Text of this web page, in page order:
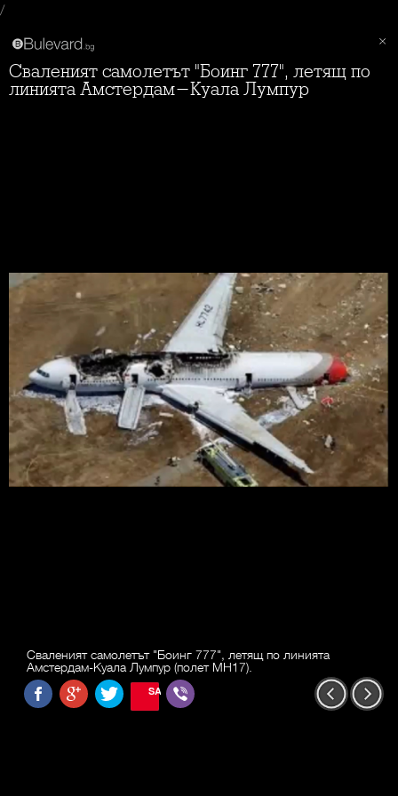
/
Сваленият самолетът "Боинг 777", летящ по
линията Амстердам-Куала Лумпур
Сваленият самолетът "Боинг 777", летящ по линията
Амстердам-Куала Лумпур (полет MH17).
SAVE